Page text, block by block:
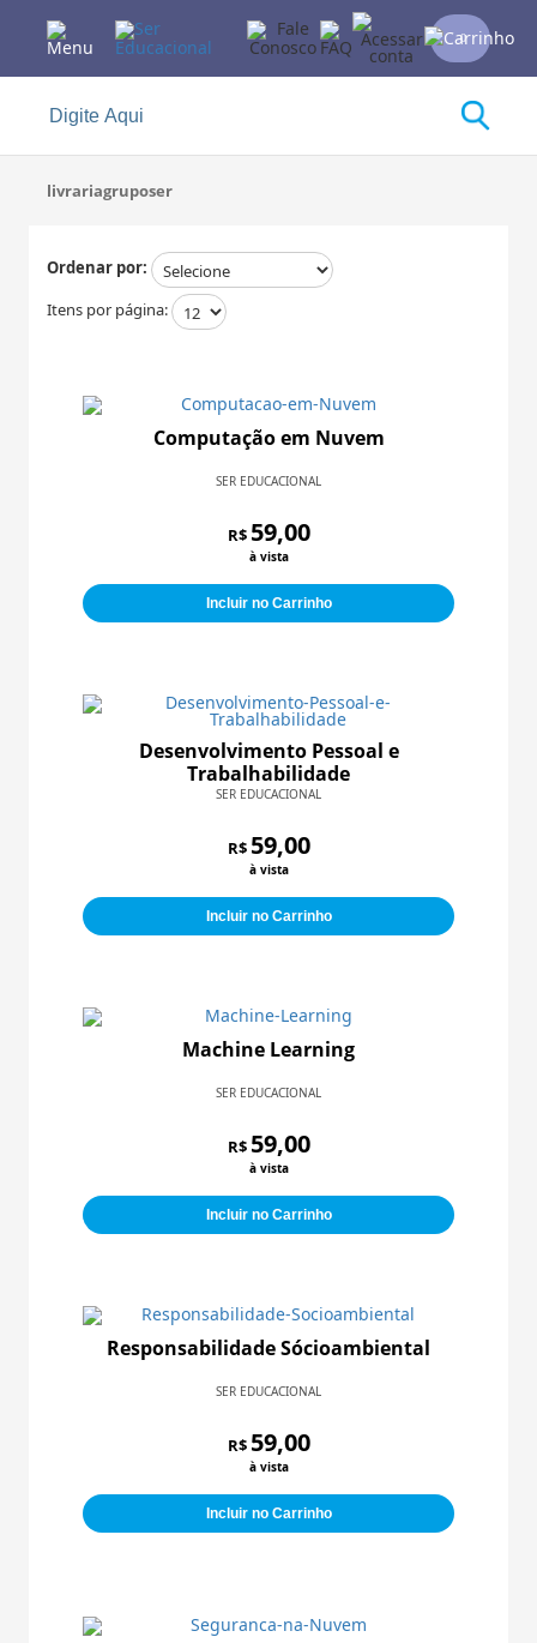
0
livrariagruposer
Ordenar por:
Itens por página:
Computação em Nuvem
SER EDUCACIONAL
R$ 59,00
à vista
Incluir no Carrinho
Desenvolvimento Pessoal e
Trabalhabilidade
SER EDUCACIONAL
R$ 59,00
à vista
Incluir no Carrinho
Machine Learning
SER EDUCACIONAL
R$ 59,00
à vista
Incluir no Carrinho
Responsabilidade Sócioambiental
SER EDUCACIONAL
R$ 59,00
à vista
Incluir no Carrinho